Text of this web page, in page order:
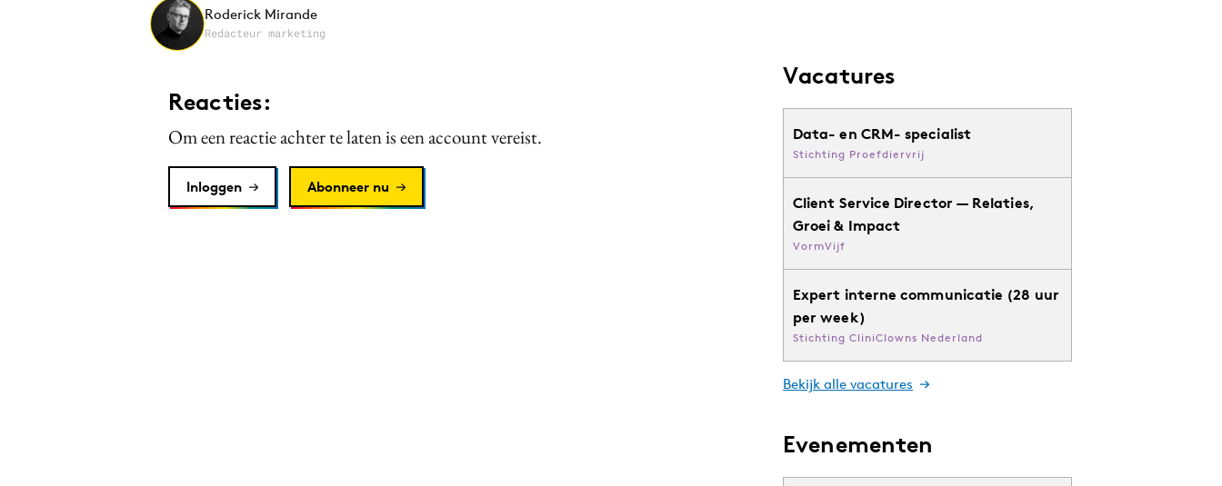
Roderick Mirande
Redacteur marketing
Reacties:
Om een reactie achter te laten is een account vereist.
Inloggen Abonneer nu
Vacatures
Data- en CRM- specialist
Stichting Proefdiervrij
Client Service Director — Relaties,
Groei & Impact
VormVijf
Expert interne communicatie (28 uur
per week)
Stichting CliniClowns Nederland
Bekijk alle vacatures
Evenementen